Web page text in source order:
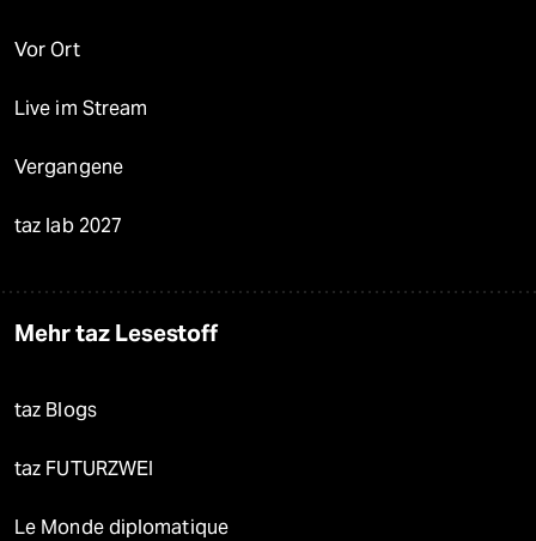
Vor Ort
Live im Stream
Vergangene
taz lab 2027
Mehr taz Lesestoff
taz Blogs
taz FUTURZWEI
Le Monde diplomatique